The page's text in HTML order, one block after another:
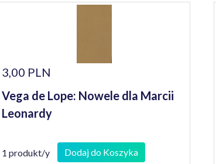
3,00 PLN
Vega de Lope: Nowele dla Marcii
Leonardy
1 produkt/y Dodaj do Koszyka